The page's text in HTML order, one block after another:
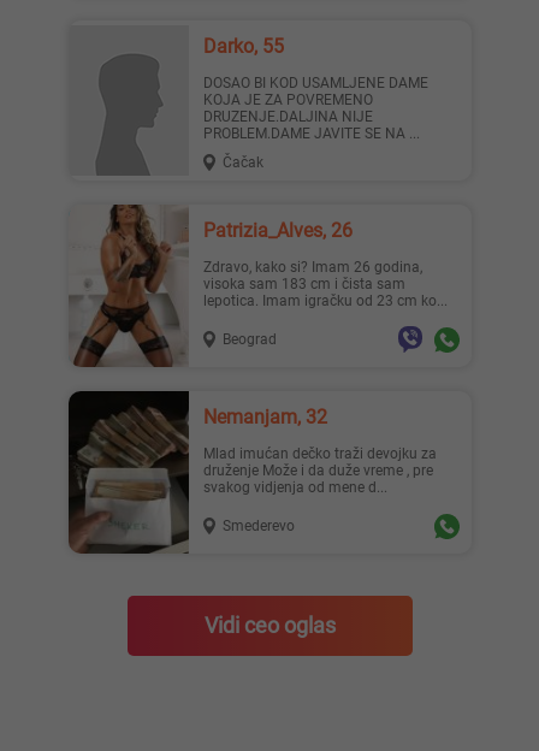
Darko, 55
DOSAO BI KOD USAMLJENE DAME
KOJA JE ZA POVREMENO
DRUZENJE.DALJINA NIJE
PROBLEM.DAME JAVITE SE NA ...
Čačak
Patrizia_Alves, 26
Zdravo, kako si? Imam 26 godina,
visoka sam 183 cm i čista sam
lepotica. Imam igračku od 23 cm ko...
Beograd
Nemanjam, 32
Mlad imućan dečko traži devojku za
druženje Može i da duže vreme , pre
svakog vidjenja od mene d...
Smederevo
Vidi ceo oglas